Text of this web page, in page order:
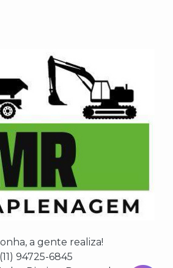
a gente realiza!
(11) 94725-6845